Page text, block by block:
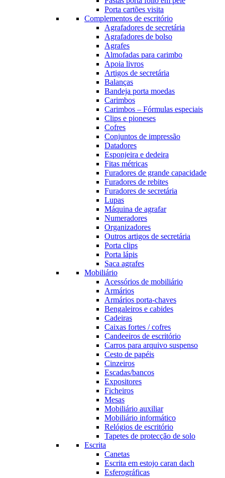
Porta cartões visita
Complementos de escritório
Agrafadores de secretária
Agrafadores de bolso
Agrafes
Almofadas para carimbo
Apoia livros
Artigos de secretária
Balanças
Bandeja porta moedas
Carimbos
Carimbos – Fórmulas especiais
Clips e pioneses
Cofres
Conjuntos de impressão
Datadores
Esponjeira e dedeira
Fitas métricas
Furadores de grande capacidade
Furadores de rebites
Furadores de secretária
Lupas
Máquina de agrafar
Numeradores
Organizadores
Outros artigos de secretária
Porta clips
Porta lápis
Saca agrafes
Mobiliário
Acessórios de mobiliário
Armários
Armários porta-chaves
Bengaleiros e cabides
Cadeiras
Caixas fortes / cofres
Candeeiros de escritório
Carros para arquivo suspenso
Cesto de papéis
Cinzeiros
Escadas/bancos
Expositores
Ficheiros
Mesas
Mobiliário auxiliar
Mobiliário informático
Relógios de escritório
Tapetes de protecção de solo
Escrita
Canetas
Escrita em estojo caran dach
Esferográficas